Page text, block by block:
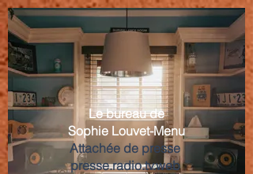
Le bureau de
Sophie Louvet-Menu
Attachée de presse
presse.radio.tv.web